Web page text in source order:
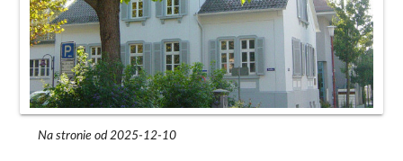
Na stronie od 2025-12-10